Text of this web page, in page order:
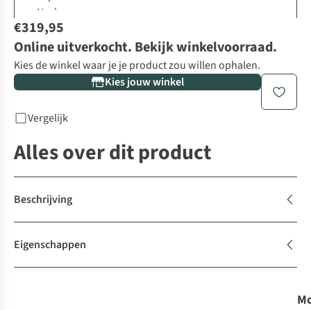
€319,95
Online uitverkocht. Bekijk winkelvoorraad.
Kies de winkel waar je je product zou willen ophalen.
Kies jouw winkel
Vergelijk
Alles over dit product
Beschrijving
Eigenschappen